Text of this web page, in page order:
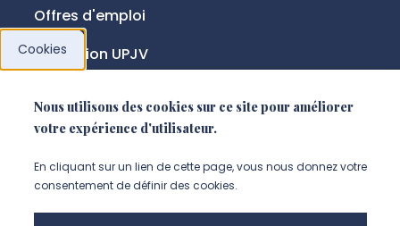
Offres d'emploi
Fondation UPJV
NOUS SUIVRE
Suivez-nous sur instagram
Suivez-nous sur linkedin
Suivez-nous sur
Cookies
Nous utilisons des cookies sur ce site pour améliorer
votre expérience d'utilisateur.
En cliquant sur un lien de cette page, vous nous donnez votre
consentement de définir des cookies.